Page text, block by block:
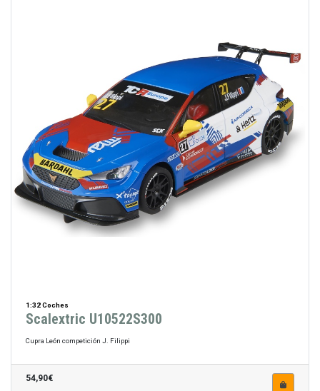
1:32 Coches
Scalextric U10522S300
Cupra León competición J. Filippi
54,90€